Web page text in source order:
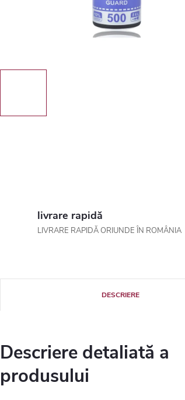
livrare rapidă
LIVRARE RAPIDĂ ORIUNDE ÎN ROMÂNIA
DESCRIERE
Descriere detaliată a
produsului